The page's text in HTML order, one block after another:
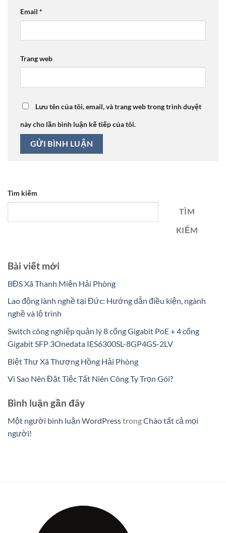
Email *
Trang web
Lưu tên của tôi, email, và trang web trong trình duyệt
này cho lần bình luận kế tiếp của tôi.
Tìm kiếm
TÌM
KIẾM
Bài viết mới
BĐS Xã Thanh Miện Hải Phòng
Lao động lành nghề tại Đức: Hướng dẫn điều kiện, ngành
nghề và lộ trình
Switch công nghiệp quản lý 8 cổng Gigabit PoE + 4 cổng
Gigabit SFP 3Onedata IES6300SL-8GP4GS-2LV
Biệt Thự Xã Thượng Hồng Hải Phòng
Vì Sao Nên Đặt Tiệc Tất Niên Công Ty Trọn Gói?
Bình luận gần đây
Một người bình luận WordPresstrongChào tất cả mọi
người!